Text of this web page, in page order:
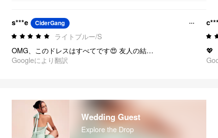
s***e CiderGang
ライトブルー/S
OMG、このドレスはすべてです😍 友人の結婚式で、まさに女神になった気分にさせてくれました。背中のカットはとてもセクシーなのに上品です。
Googleにより翻訳
💖
Wedding Guest
Explore the Drop